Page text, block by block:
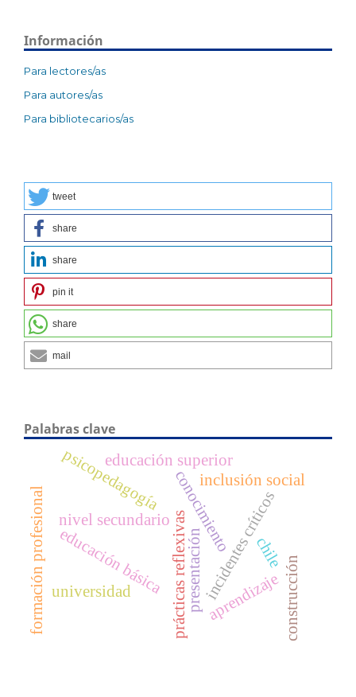
Información
Para lectores/as
Para autores/as
Para bibliotecarios/as
tweet
share
share
pin it
share
mail
Palabras clave
presentación
prácticas reflexivasincidentes críticos
nivel secundario
educación básica aprendizaje
conocimiento
construcción
universidad
psicopedagogía
chile
educación superior
inclusión social
formación profesional